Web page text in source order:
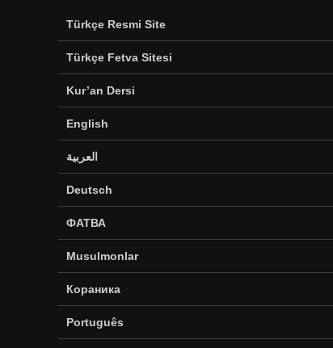
Türkçe Resmi Site
Türkçe Fetva Sitesi
Kur’an Dersi
English
العربية
Deutsch
ФАТВА
Musulmonlar
Кораника
Português